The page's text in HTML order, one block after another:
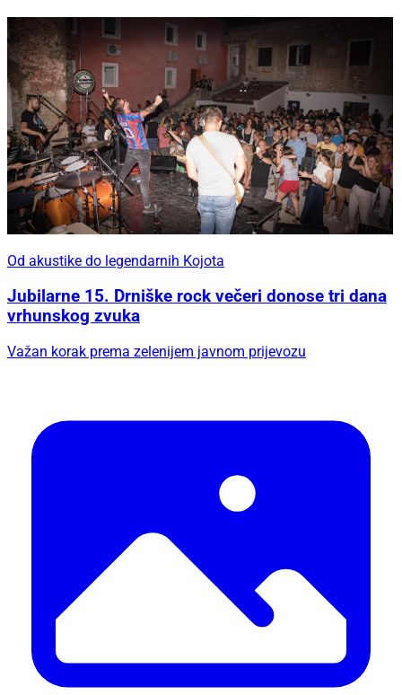
Od akustike do legendarnih Kojota
Jubilarne 15. Drniške rock večeri donose tri dana
vrhunskog zvuka
Važan korak prema zelenijem javnom prijevozu